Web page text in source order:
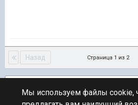
Назад Страница 1 из 2
Мы используем файлы cookie,